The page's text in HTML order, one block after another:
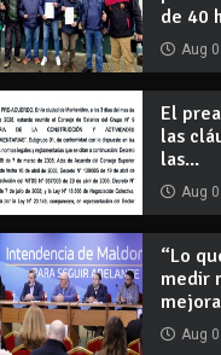
de 40
Aug
El
las
las...
Aug
“Lo
medir
Aug